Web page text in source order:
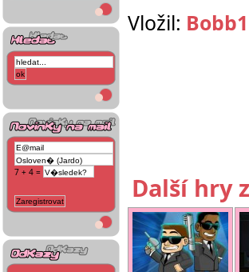
7 + 4 =
Vložil: Bobb1
Další hry